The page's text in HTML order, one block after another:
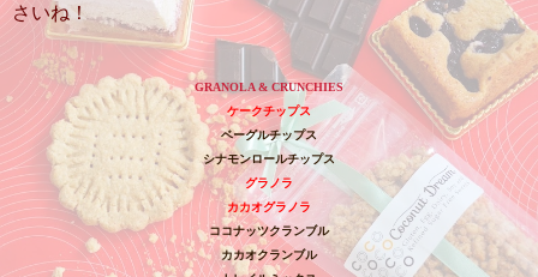
さいね！
GRANOLA & CRUNCHIES
ケークチップス
ベーグルチップス
シナモンロールチップス
グラノラ
カカオグラノラ
ココナッツクランブル
カカオクランブル